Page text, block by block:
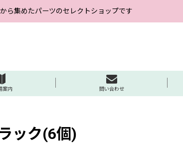
ら集めたパーツのセレクトショップです
案内 問い合わせ
ック(6個)